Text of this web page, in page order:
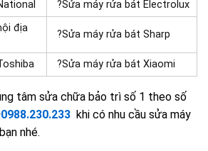
?Sửa máy rửa bát Electrolux
địa
?Sửa máy rửa bát Sharp
?Sửa máy rửa bát Xiaomi
tâm sửa chữa bảo trì số 1 theo số
0988.230.233 khi có nhu cầu sửa máy
nhé.